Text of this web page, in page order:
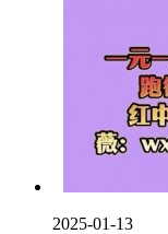
2025-01-13